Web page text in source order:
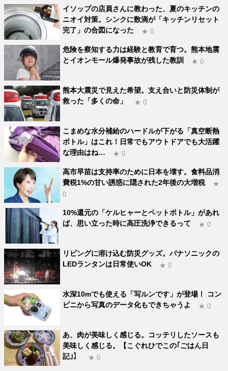
イソップの店員さんに教わった、夏のキッチンの
ニオイ対策。シンクに数滴が「キッチンリセット
完了」の合図になった
★ 0
危険を察知する力は経験と教育で育つ。熊本地震
とイオンモール爆発事故が残した教訓
★ 0
熊本大震災で見えた希望。支え合いと防災体制が
救った「多くの命」
★ 0
こまめな水分補給のハードルが下がる「真空断熱
ボトル」はこれ！日常でもアウトドアでも大活躍
な理由はね…
★ 0
高市早苗は支持率のために日本を壊す。食料品消
費税1%の甘い誘惑に隠された2年後の大増税
★
0
10%還元の「ケルヒャーとペットボトル」があれ
ば、思い立った時に高圧洗浄できるって
★ 0
リビングに溶け込む防災グッズ。パナソニックの
LEDランタンは日常使いOK
★ 0
水深10mでも使える「写ルンです」が登場！ コン
ビニから写真のデータ化もできちゃうよ
★ 0
あ、肉が美味しく感じる。コッテリしたソースも
美味しく感じる。【こぐれひでこの｢ごはん日
記｣】
★ 0